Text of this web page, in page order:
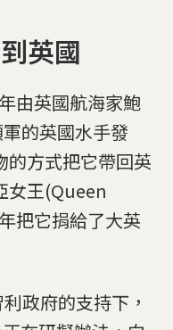
英國
由英國航海家鮑
的英國水手發
的方式把它帶回英
女王(Queen
把它捐給了大英
政府的支持下，